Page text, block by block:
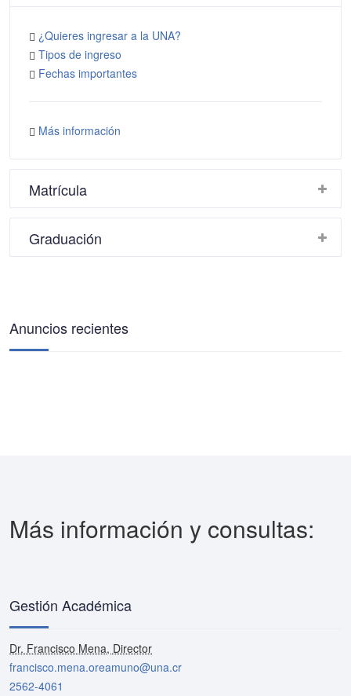
¿Quieres ingresar a la UNA?
Tipos de ingreso
Fechas importantes
Más información
Matrícula
Graduación
Anuncios recientes
Más información y consultas:
Gestión Académica
Dr. Francisco Mena, Director
francisco.mena.oreamuno@una.cr
2562-4061